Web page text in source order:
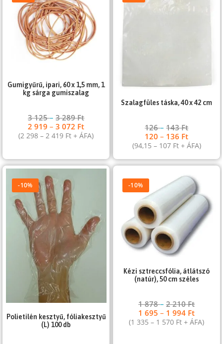
Gumigyűrű, ipari, 60 x 1,5 mm, 1
kg sárga gumiszalag
3 125–3 289Ft
2 919–3 072 Ft
(2 298–2 419 Ft + ÁFA)
Szalagfüles táska, 40 x 42 cm
126–143Ft
120– 136 Ft
(94,15 – 107 Ft+ ÁFA)
-10%
Polietilén kesztyű, fóliakesztyű
(L) 100 db
-10%
Kézi sztreccsfólia, átlátszó
(natúr), 50 cm széles
1 878–2 210Ft
1 695– 1 994 Ft
(1 335– 1 570 Ft + ÁFA)